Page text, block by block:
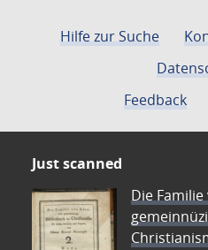
Hilfe zur Suche
Feedback
Just scanned
Die